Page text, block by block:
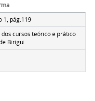
1, pág.119
cursos teórico e prático
Birigui.